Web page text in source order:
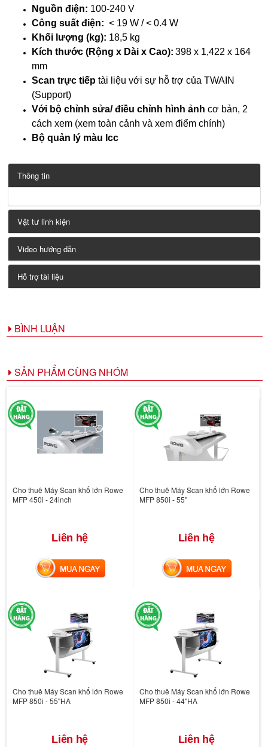
Nguồn điện: 100-240 V
Công suất điện: < 19 W / < 0.4 W
Khối lượng (kg): 18,5 kg
Kích thước (Rộng x Dài x Cao): 398 x 1,422 x 164
mm
Scan trực tiếp tài liệu với sự hỗ trợ của TWAIN
(Support)
Với bộ chỉnh sửa/ điều chỉnh hình ảnh cơ bản, 2
cách xem (xem toàn cảnh và xem điểm chính)
Bộ quản lý màu Icc
Thông tin
Vật tư linh kiện
Video hướng dẫn
Hỗ trợ tài liệu
BÌNH LUẬN
SẢN PHẨM CÙNG NHÓM
Cho thuê Máy Scan khổ lớn Rowe
MFP 450i - 24inch
Liên hệ
MUA NGAY
Cho thuê Máy Scan khổ lớn Rowe
MFP 850i - 55''
Liên hệ
MUA NGAY
Cho thuê Máy Scan khổ lớn Rowe
MFP 850i - 55''HA
Liên hệ
Cho thuê Máy Scan khổ lớn Rowe
MFP 850i - 44''HA
Liên hệ